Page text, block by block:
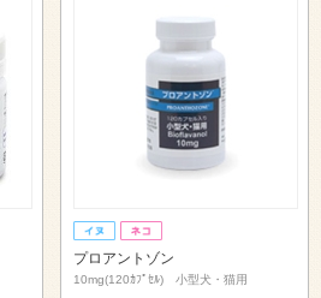
プロアントゾン
10mg(120ｶﾌﾟｾﾙ) 小型犬・猫用